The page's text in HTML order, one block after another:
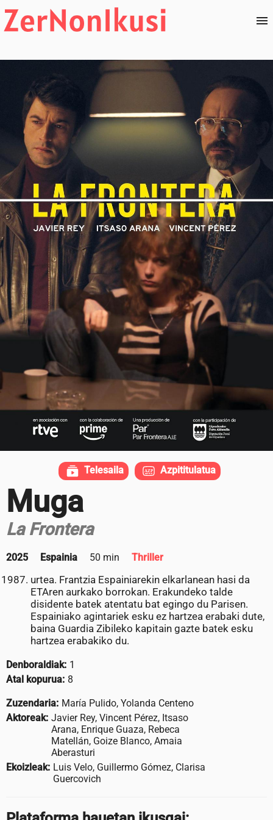
Muga
La Frontera
2025 Espainia 50 min Thriller
urtea. Frantzia Espainiarekin elkarlanean hasi da
ETAren aurkako borrokan. Erakundeko talde
disidente batek atentatu bat egingo du Parisen.
Espainiako agintariek esku ez hartzea erabaki dute,
baina Guardia Zibileko kapitain gazte batek esku
hartzea erabakiko du.
Denboraldiak: 1
Atal kopurua: 8
Zuzendaria: María Pulido, Yolanda Centeno
Aktoreak: Javier Rey, Vincent Pérez, Itsaso
Arana, Enrique Guaza, Rebeca
Matellán, Goize Blanco, Amaia
Aberasturi
Ekoizleak: Luis Velo, Guillermo Gómez, Clarisa
Guercovich
Telesaila Azpititulatua